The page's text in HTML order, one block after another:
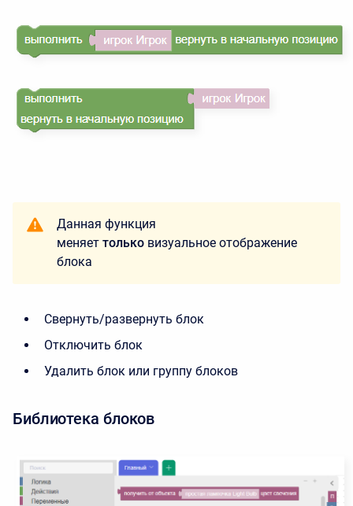
Данная функция
меняет только визуальное отображение
блока
Свернуть/развернуть блок
Отключить блок
Удалить блок или группу блоков
Библиотека блоков